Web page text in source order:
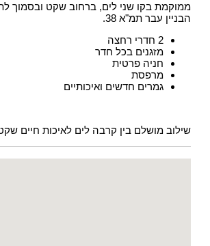
ממוקמת בקו שני לים, ברחוב שקט ובסמוך
הבניין עבר תמ"א 38.
2 חדרי רחצה
מזגנים בכל חדר
חניה פרטית
מרפסת
גמרים חדשים ואיכותיים
שילוב מושלם בין קרבה לים לאיכות חיים